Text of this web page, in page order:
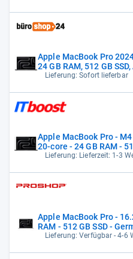
Apple MacBook Pro
24 GB RAM, 512 GB
Lieferung: Sofort lieferbar
Apple MacBook Pro -
20-core - 24 GB RAM -
Lieferung: Lieferzeit: 1-3
Apple MacBook Pro -
RAM - 512 GB SSD -
Lieferung: Verfügbar - 4-6